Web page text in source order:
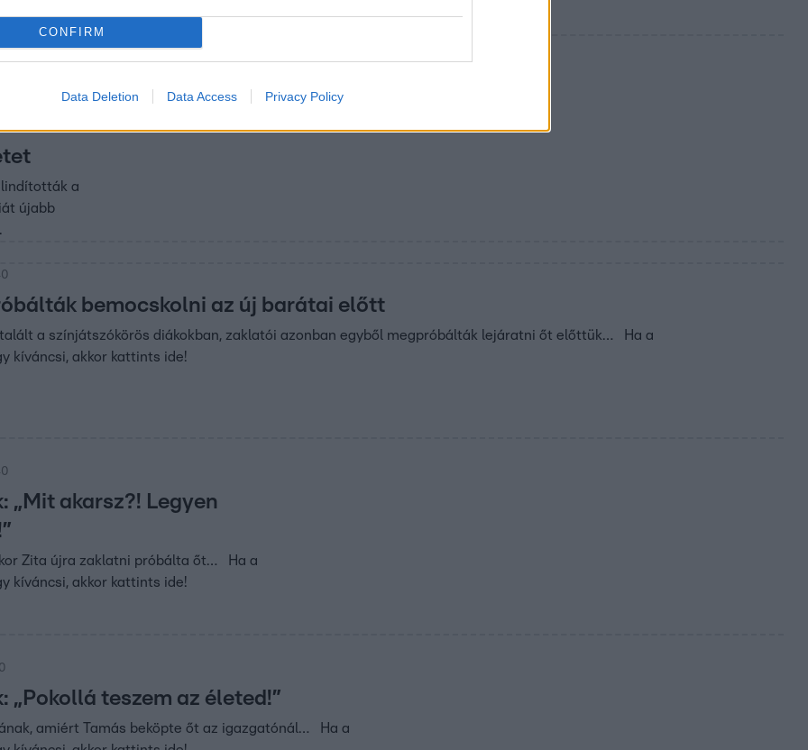
CONFIRM
Data Deletion Data Access Privacy Policy
a
újabb
bemocskolni az új barátai előtt
a színjátszókörös diákokban, zaklatói azonban egyből megpróbálták lejáratni őt előttük… Ha a
kíváncsi, akkor kattints ide!
„Mit akarsz?! Legyen
Zita újra zaklatni próbálta őt… Ha a
kíváncsi, akkor kattints ide!
„Pokollá teszem az életed!”
amiért Tamás beköpte őt az igazgatónál… Ha a